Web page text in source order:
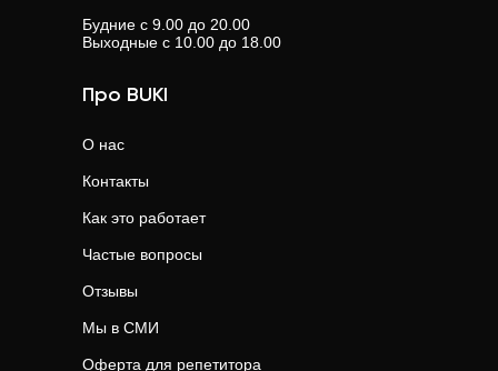
Будние с 9.00 до 20.00
Выходные с 10.00 до 18.00
Про BUKI
О нас
Контакты
Как это работает
Частые вопросы
Отзывы
Мы в СМИ
Оферта для репетитора